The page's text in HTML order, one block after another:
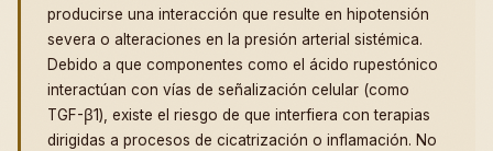
producirse una interacción que resulte en hipotensión
severa o alteraciones en la presión arterial sistémica.
Debido a que componentes como el ácido rupestónico
interactúan con vías de señalización celular (como
TGF-β1), existe el riesgo de que interfiera con terapias
dirigidas a procesos de cicatrización o inflamación. No